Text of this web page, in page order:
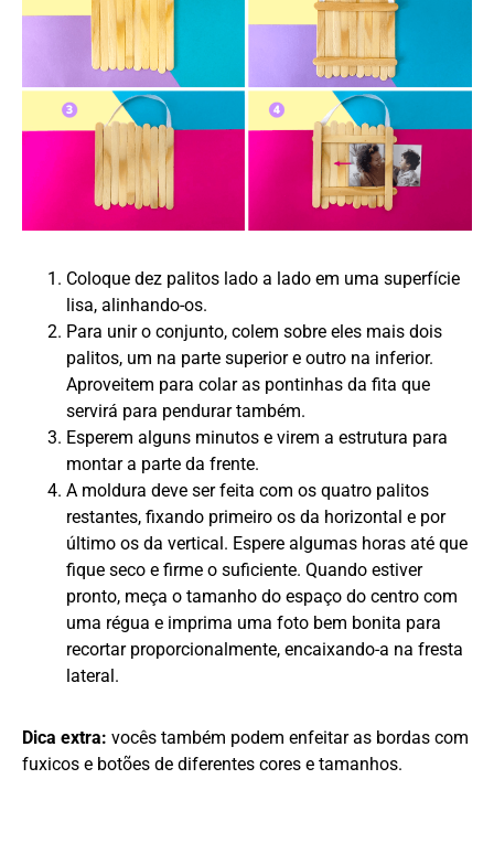
Coloque dez palitos lado a lado em uma superfície
lisa, alinhando-os.
Para unir o conjunto, colem sobre eles mais dois
palitos, um na parte superior e outro na inferior.
Aproveitem para colar as pontinhas da fita que
servirá para pendurar também.
Esperem alguns minutos e virem a estrutura para
montar a parte da frente.
A moldura deve ser feita com os quatro palitos
restantes, fixando primeiro os da horizontal e por
último os da vertical. Espere algumas horas até que
fique seco e firme o suficiente. Quando estiver
pronto, meça o tamanho do espaço do centro com
uma régua e imprima uma foto bem bonita para
recortar proporcionalmente, encaixando-a na fresta
lateral.
Dica extra: vocês também podem enfeitar as bordas com
fuxicos e botões de diferentes cores e tamanhos.